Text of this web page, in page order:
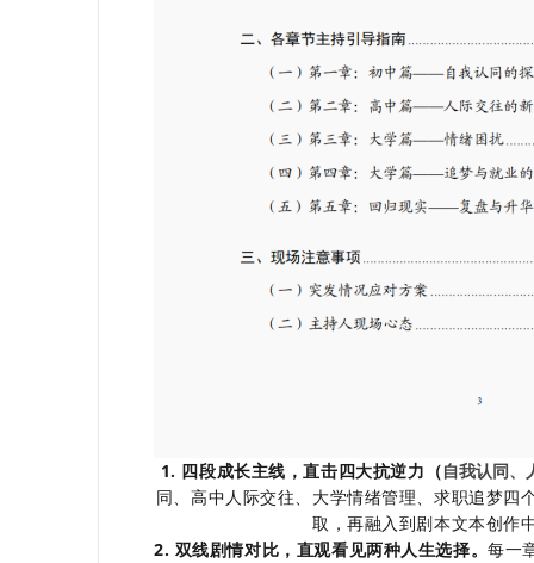
1. 四段成长主线，直击四大抗逆力（ 自我认同、
同、高中人际交往、大学情绪管理、求职追梦四
取，再融入到剧本文本创作
2. 双线剧情对比，直观看见两种人生选择。每一